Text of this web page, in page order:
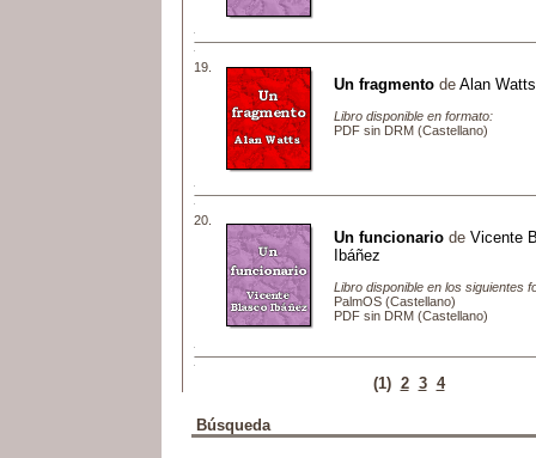
19.
Un fragmento de Alan Watts
Libro disponible en formato:
PDF sin DRM (Castellano)
20.
Un funcionario de Vicente
Ibáñez
Libro disponible en los siguientes
PalmOS (Castellano)
PDF sin DRM (Castellano)
(1) 2 3 4
Búsqueda